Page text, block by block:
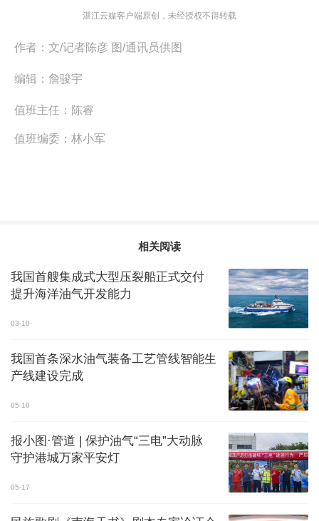
湛江云媒客户端原创，未经授权不得转载
作者： 文/记者陈彦 图/通讯员供图
编辑： 詹骏宇
值班主任： 陈睿
值班编委： 林小军
相关阅读
我国首艘集成式大型压裂船正式交付
提升海洋油气开发能力
03-10
我国首条深水油气装备工艺管线智能生
产线建设完成
05-10
报小图·管道 | 保护油气“三电”大动脉
守护港城万家平安灯
05-17